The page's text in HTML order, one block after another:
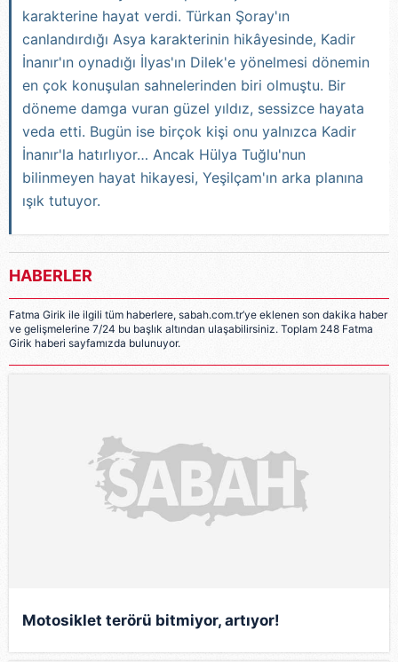
karakterine hayat verdi. Türkan Şoray'ın
canlandırdığı Asya karakterinin hikâyesinde, Kadir
İnanır'ın oynadığı İlyas'ın Dilek'e yönelmesi dönemin
en çok konuşulan sahnelerinden biri olmuştu. Bir
döneme damga vuran güzel yıldız, sessizce hayata
veda etti. Bugün ise birçok kişi onu yalnızca Kadir
İnanır'la hatırlıyor… Ancak Hülya Tuğlu'nun
bilinmeyen hayat hikayesi, Yeşilçam'ın arka planına
ışık tutuyor.
HABERLER
Fatma Girik ile ilgili tüm haberlere, sabah.com.tr’ye eklenen son dakika haber
ve gelişmelerine 7/24 bu başlık altından ulaşabilirsiniz. Toplam 248 Fatma
Girik haberi sayfamızda bulunuyor.
Motosiklet terörü bitmiyor, artıyor!